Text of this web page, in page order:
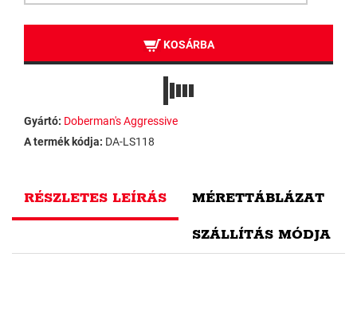
KOSÁRBA
Gyártó: Doberman's Aggressive
A termék kódja: DA-LS118
RÉSZLETES LEÍRÁS MÉRETTÁBLÁZAT
SZÁLLÍTÁS MÓDJA